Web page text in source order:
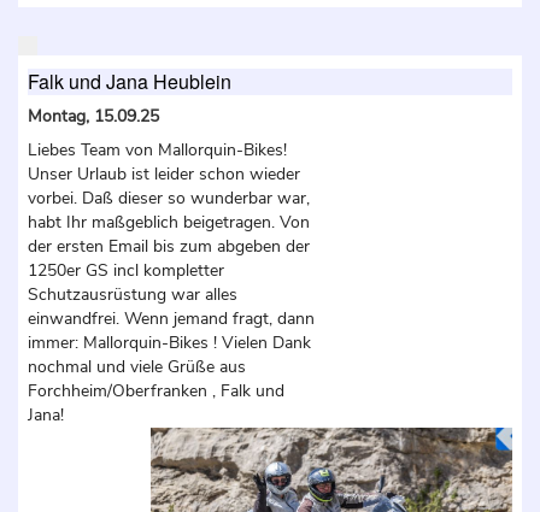
Falk und Jana Heublein
Montag, 15.09.25
Liebes Team von Mallorquin-Bikes!
Unser Urlaub ist leider schon wieder
vorbei. Daß dieser so wunderbar war,
habt Ihr maßgeblich beigetragen. Von
der ersten Email bis zum abgeben der
1250er GS incl kompletter
Schutzausrüstung war alles
einwandfrei. Wenn jemand fragt, dann
immer: Mallorquin-Bikes ! Vielen Dank
nochmal und viele Grüße aus
Forchheim/Oberfranken , Falk und
Jana!